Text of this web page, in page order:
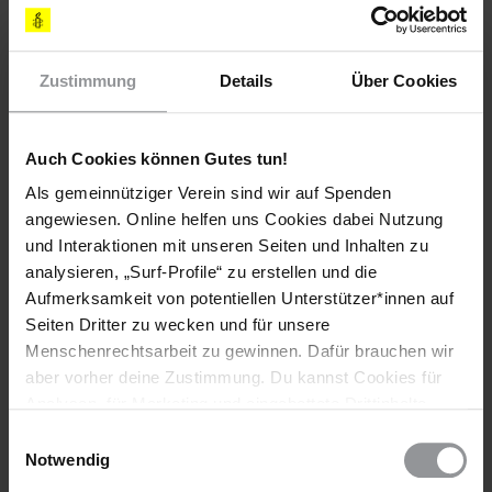
Zustimmung Details Über Cookies
Auch Cookies können Gutes tun!
Als gemeinnütziger Verein sind wir auf Spenden
angewiesen. Online helfen uns Cookies dabei Nutzung
und Interaktionen mit unseren Seiten und Inhalten zu
analysieren, „Surf-Profile“ zu erstellen und die
Aufmerksamkeit von potentiellen Unterstützer*innen auf
Seiten Dritter zu wecken und für unsere
Menschenrechtsarbeit zu gewinnen. Dafür brauchen wir
aber vorher deine Zustimmung. Du kannst Cookies für
wieder ändern. Diesen Banner kannst Du über den Link
Notwendig
haben oft beobachtet, dass die Repressionen nach einem
Brief oder einer Stellungnahme von Amnesty nachlassen. Das
heilen. Auf ihre eigene Bevölkerung hört die Regierung nicht,
aber auf Amnesty schon.
Interview: Maja Liebing
Weitere Informationen
Länder
Indien
Wirtschaftliche, Soziale & Kulturelle Rechte